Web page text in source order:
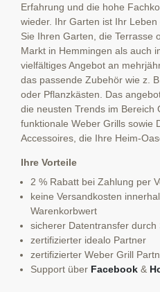
Erfahrung und die hohe
wieder. Ihr Garten ist Ihr
Sie Ihren Garten, die Terrasse
Markt in Hemmingen als auch
vielfältiges Angebot an
das passende Zubehör wie z.
oder Pflanzkästen. Das
die neusten Trends im Bereich
funktionale Weber Grills sowie
Accessoires, die Ihre Heim-
Ihre Vorteile
2 % Rabatt bei Zahlung per
keine Versandkosten
Warenkorbwert
sicherer Datentransfer durch
zertifizierter idealo Partner
zertifizierter Weber Grill
Support über Facebook &